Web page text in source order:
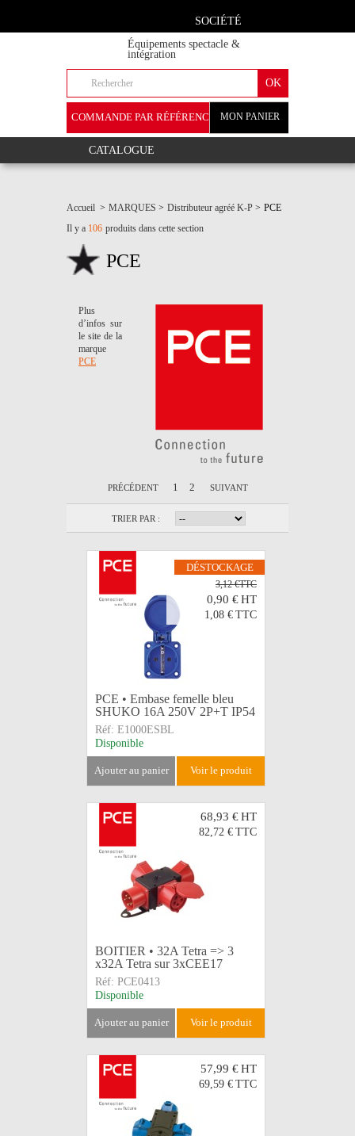
SOCIÉTÉ
Équipements spectacle &
intégration
MON PANIER
COMMANDE PAR RÉFÉRENCE
CATALOGUE
Accueil > MARQUES > Distributeur agréé K-P > PCE
Il y a 106 produits dans cette section
PCE
Plus
d’infos sur
le site de la
marque
PCE
PRÉCÉDENT 1 2 SUIVANT
TRIER PAR :
DÉSTOCKAGE
3,12 €TTC
0,90 €HT
1,08 € TTC
PCE • Embase femelle bleu
SHUKO 16A 250V 2P+T IP54
Réf: E1000ESBL
Disponible
ajouter au panier voir le produit
68,93 €HT
82,72 € TTC
BOITIER • 32A Tetra => 3
x32A Tetra sur 3xCEE17
Réf: PCE0413
Disponible
ajouter au panier voir le produit
57,99 €HT
69,59 € TTC